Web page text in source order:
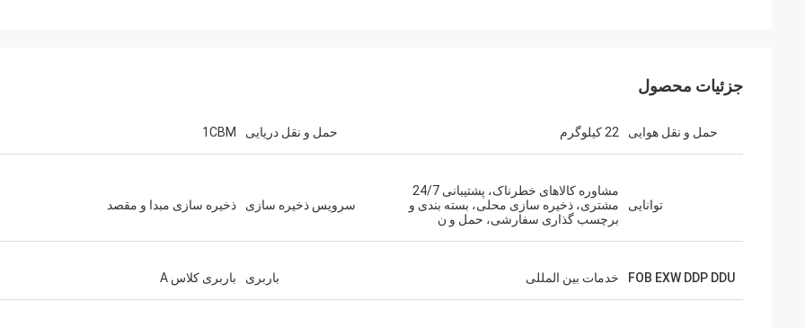
جزئیات محصول
حمل و نقل هوایی 22 کیلوگرم حمل و نقل دریایی 1CBM
توانایی
مشاوره کالاهای خطرناک، پشتیبانی 24/7
مشتری، ذخیره سازی محلی، بسته بندی و
برچسب گذاری سفارشی، حمل و ن
سرویس ذخیره سازی ذخیره سازی مبدا و مقصد
FOB EXW DDP DDU خدمات بین المللی باربری باربری کلاس A